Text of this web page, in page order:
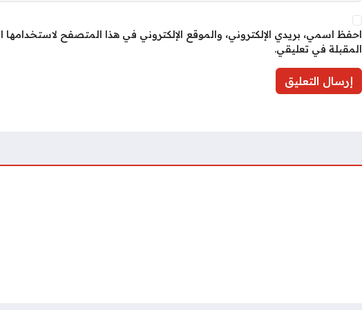
احفظ اسمي، بريدي الإلكتروني، والموقع الإلكتروني في هذا المتصفح لاستخدامها
المقبلة في تعليقي.